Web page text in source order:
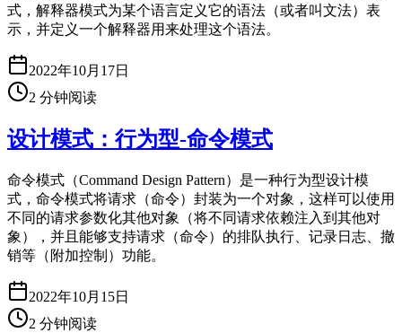
式，解释器模式为某个语言定义它的语法（或者叫文法）表
示，并定义一个解释器用来处理这个语法。
2022年10月17日
2 分钟阅读
设计模式：行为型-命令模式
命令模式（Command Design Pattern）是一种行为型设计模
式，命令模式将请求（命令）封装为一个对象，这样可以使用
不同的请求参数化其他对象（将不同请求依赖注入到其他对
象），并且能够支持请求（命令）的排队执行、记录日志、撤
销等（附加控制）功能。
2022年10月15日
2 分钟阅读